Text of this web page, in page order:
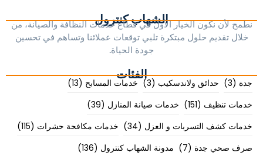
الشهاب كنترول
نطمح لأن نكون الخيار الأول في قطاع خدمات النظافة والصيانة، من
خلال تقديم حلول مبتكرة تلبي توقعات عملائنا وتساهم في تحسين
جودة الحياة.
الفئات
جدة (3) حدائق ولاندسكيب (3) خدمات المسابح (13)
خدمات تنظيف (151) خدمات صيانة المنازل (39)
خدمات كشف التسربات و العزل (34) خدمات مكافحة حشرات (115)
صرف صحي جدة (7) مدونة الشهاب كنترول (136)